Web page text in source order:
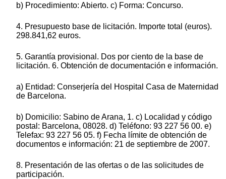
b) Procedimiento: Abierto. c) Forma: Concurso.
4. Presupuesto base de licitación. Importe total (euros).
298.841,62 euros.
5. Garantía provisional. Dos por ciento de la base de
licitación. 6. Obtención de documentación e información.
a) Entidad: Conserjería del Hospital Casa de Maternidad
de Barcelona.
b) Domicilio: Sabino de Arana, 1. c) Localidad y código
postal: Barcelona, 08028. d) Teléfono: 93 227 56 00. e)
Telefax: 93 227 56 05. f) Fecha límite de obtención de
documentos e información: 21 de septiembre de 2007.
8. Presentación de las ofertas o de las solicitudes de
participación.